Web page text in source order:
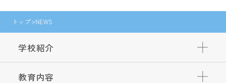
トップ NEWS
学校紹介
教育内容